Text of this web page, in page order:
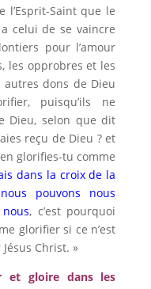
l’Esprit-Saint que le
celui de se vaincre
pour l’amour
les opprobres et les
dons de Dieu
puisqu’ils ne
Dieu, selon que dit
reçu de Dieu ? et
glorifies-tu comme
dans la croix de la
pouvons nous
, c’est pourquoi
glorifier si ce n’est
Christ. »
et gloire dans les